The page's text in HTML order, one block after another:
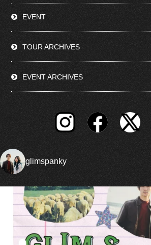
EVENT
TOUR ARCHIVES
EVENT ARCHIVES
glimspanky